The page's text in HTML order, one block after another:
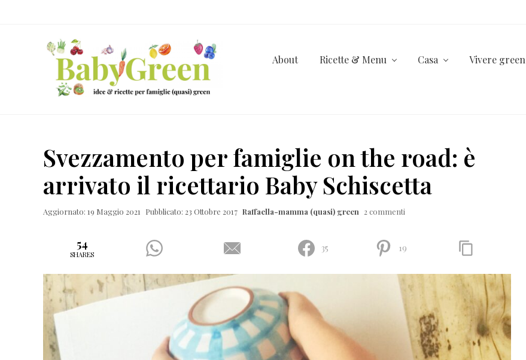
ricette
per
famiglie
(quasi)
About Ricette & Menu Casa Vivere green
Svezzamento per famiglie on the road: è
arrivato il ricettario Baby Schiscetta
Aggiornato: 19 Maggio 2021 Pubblicato: 23 Ottobre 2017 Raffaella-mamma (quasi) green 2 commenti
54
SHARES
35 19